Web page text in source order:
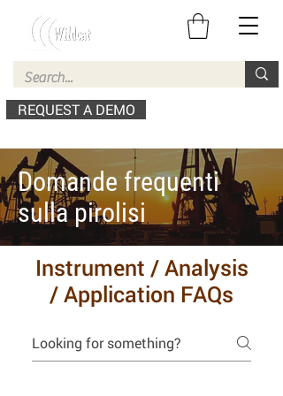
REQUEST A DEMO
Domande frequenti
sulla pirolisi
Instrument / Analysis
/ Application FAQs